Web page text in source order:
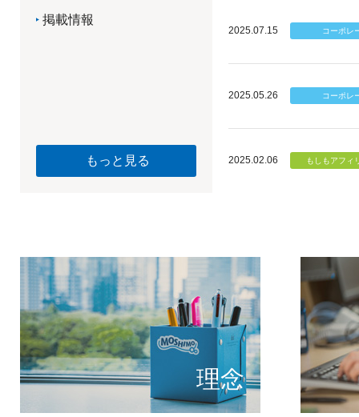
掲載情報
もっと見る
2025.07.15
2025.05.26
2025.02.06
理念
個のチ
もしもが描く未